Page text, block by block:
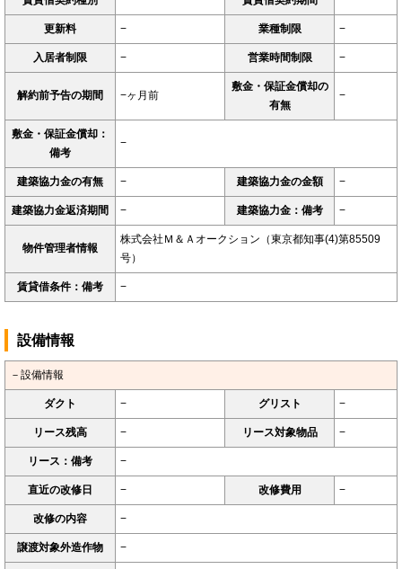
更新料 − 業種制限 −
入居者制限 − 営業時間制限 −
解約前予告の期間 −ヶ月前
敷金・保証金償却の
有無
−
敷金・保証金償却：
備考
−
建築協力金の有無 − 建築協力金の金額 −
建築協力金返済期間 − 建築協力金：備考 −
物件管理者情報
株式会社Ｍ＆Ａオークション（東京都知事(4)第85509
号）
賃貸借条件：備考 −
設備情報
－設備情報
ダクト − グリスト −
リース残高 − リース対象物品 −
リース：備考 −
直近の改修日 − 改修費用 −
改修の内容 −
譲渡対象外造作物 −